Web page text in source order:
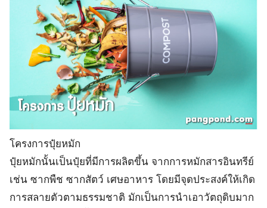
โครงการปุ๋ยหมัก
ปุ๋ยหมักนั้นเป็นปุ๋ยที่มีการผลิตขึ้น จากการหมักสารอินทรีย์
เช่น ซากพืช ซากสัตว์ เศษอาหาร โดยมีจุดประสงค์ให้เกิด
การสลายตัวตามธรรมชาติ มักเป็นการนำเอาวัตถุดิบมาก